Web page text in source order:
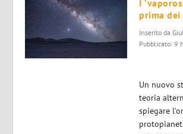
I
prima
Inserito da
Pubblicato: 9
Un nuovo
teoria
spiegare